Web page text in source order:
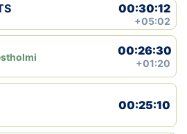
00:30:12
+05:02
00:26:30
+01:20
00:25:10